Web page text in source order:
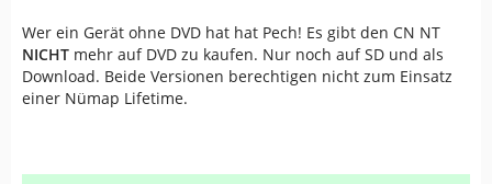
Wer ein Gerät ohne DVD hat hat Pech! Es gibt den CN NT
NICHT mehr auf DVD zu kaufen. Nur noch auf SD und als
Download. Beide Versionen berechtigen nicht zum Einsatz
einer Nümap Lifetime.